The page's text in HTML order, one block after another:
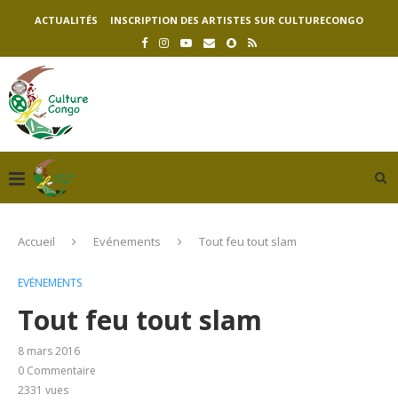
ACTUALITÉS INSCRIPTION DES ARTISTES SUR CULTURECONGO
Accueil Evénements Tout feu tout slam
EVÉNEMENTS
Tout feu tout slam
8 mars 2016
0 Commentaire
2331 vues